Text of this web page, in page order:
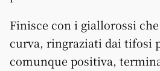
Finisce con i giallorossi
curva, ringraziati dai tifosi
comunque positiva,